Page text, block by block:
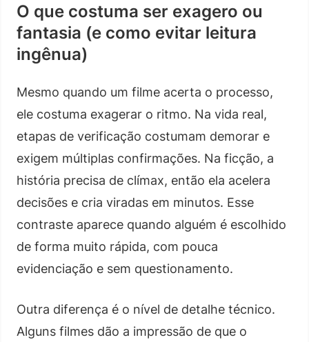
O que costuma ser exagero ou
fantasia (e como evitar leitura
ingênua)
Mesmo quando um filme acerta o processo,
ele costuma exagerar o ritmo. Na vida real,
etapas de verificação costumam demorar e
exigem múltiplas confirmações. Na ficção, a
história precisa de clímax, então ela acelera
decisões e cria viradas em minutos. Esse
contraste aparece quando alguém é escolhido
de forma muito rápida, com pouca
evidenciação e sem questionamento.
Outra diferença é o nível de detalhe técnico.
Alguns filmes dão a impressão de que o